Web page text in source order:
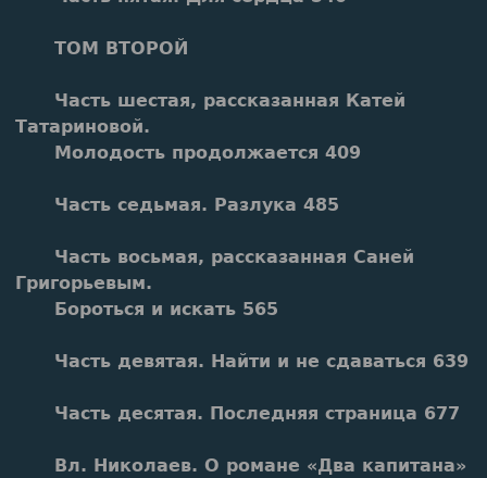
ТОМ ВТОРОЙ
Часть шестая, рассказанная Катей
Татариновой.
Молодость продолжается 409
Часть седьмая. Разлука 485
Часть восьмая, рассказанная Саней
Григорьевым.
Бороться и искать 565
Часть девятая. Найти и не сдаваться 639
Часть десятая. Последняя страница 677
Вл. Николаев. О романе «Два капитана»